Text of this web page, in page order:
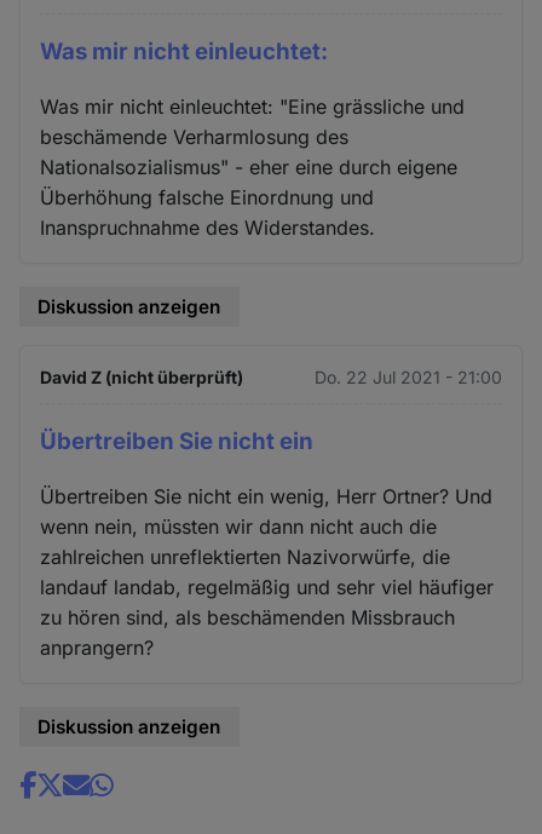
Was mir nicht einleuchtet:
Was mir nicht einleuchtet: "Eine grässliche und
beschämende Verharmlosung des
Nationalsozialismus" - eher eine durch eigene
Überhöhung falsche Einordnung und
Inanspruchnahme des Widerstandes.
Diskussion anzeigen
David Z (nicht überprüft) Do. 22 Jul 2021 - 21:00
Übertreiben Sie nicht ein
Übertreiben Sie nicht ein wenig, Herr Ortner? Und
wenn nein, müssten wir dann nicht auch die
zahlreichen unreflektierten Nazivorwürfe, die
landauf landab, regelmäßig und sehr viel häufiger
zu hören sind, als beschämenden Missbrauch
anprangern?
Diskussion anzeigen
Share